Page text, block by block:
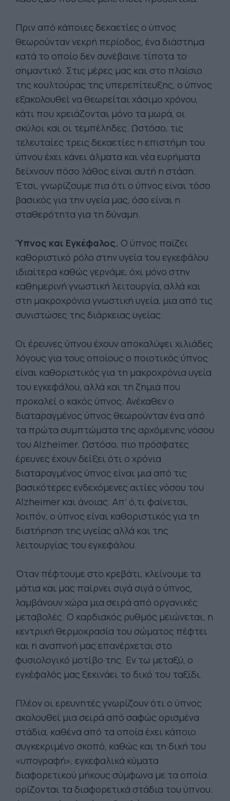
Πριν από κάποιες δεκαετίες ο ύπνος
θεωρούνταν νεκρή περίοδος, ένα διάστημα
κατά το οποίο δεν συνέβαινε τίποτα το
σημαντικό. Στις μέρες μας και στο πλαίσιο
της κουλτούρας της υπερεπίτευξης, ο ύπνος
εξακολουθεί να θεωρείται χάσιμο χρόνου,
κάτι που χρειάζονται μόνο τα μωρά, οι
σκύλοι και οι τεμπέληδες. Ωστόσο, τις
τελευταίες τρεις δεκαετίες η επιστήμη του
ύπνου έχει κάνει άλματα και νέα ευρήματα
δείχνουν πόσο λάθος είναι αυτή η στάση.
Έτσι, γνωρίζουμε πια ότι ο ύπνος είναι τόσο
βασικός για την υγεία μας, όσο είναι η
σταθερότητα για τη δύναμη.
Ύπνος και Εγκέφαλος. Ο ύπνος παίζει
καθοριστικό ρόλο στην υγεία του εγκεφάλου
ιδιαίτερα καθώς γερνάμε, όχι μόνο στην
καθημερινή γνωστική λειτουργία, αλλά και
στη μακροχρόνια γνωστική υγεία, μια από τις
συνιστώσες της διάρκειας υγείας.
Οι έρευνες ύπνου έχουν αποκαλύψει χιλιάδες
λόγους για τους οποίους ο ποιοτικός ύπνος
είναι καθοριστικός για τη μακροχρόνια υγεία
του εγκεφάλου, αλλά και τη ζημιά που
προκαλεί ο κακός ύπνος. Ανέκαθεν ο
διαταραγμένος ύπνος θεωρούνταν ένα από
τα πρώτα συμπτώματα της αρχόμενης νόσου
του Alzheimer. Ωστόσο, πιο πρόσφατες
έρευνες έχουν δείξει ότι ο χρόνια
διαταραγμένος ύπνος είναι μια από τις
βασικότερες ενδεχόμενες αιτίες νόσου του
Alzheimer και άνοιας. Απ’ ό,τι φαίνεται,
λοιπόν, ο ύπνος είναι καθοριστικός για τη
διατήρηση της υγείας αλλά και της
λειτουργίας του εγκεφάλου.
Όταν πέφτουμε στο κρεβάτι, κλείνουμε τα
μάτια και μας παίρνει σιγά σιγά ο ύπνος,
λαμβάνουν χώρα μια σειρά από οργανικές
μεταβολές. Ο καρδιακός ρυθμός μειώνεται, η
κεντρική θερμοκρασία του σώματος πέφτει
και η αναπνοή μας επανέρχεται στο
φυσιολογικό μοτίβο της. Εν τω μεταξύ, ο
εγκέφαλός μας ξεκινάει το δικό του ταξίδι.
Πλέον οι ερευνητές γνωρίζουν ότι ο ύπνος
ακολουθεί μια σειρά από σαφώς ορισμένα
στάδια, καθένα από τα οποία έχει κάποιο
συγκεκριμένο σκοπό, καθώς και τη δική του
«υπογραφή», εγκεφαλικά κύματα
διαφορετικού μήκους σύμφωνα με τα οποία
ορίζονται τα διαφορετικά στάδια του ύπνου.